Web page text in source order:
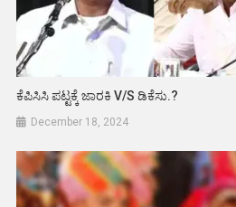
ಕೆಪಿಸಿಸಿ ಪಟ್ಟಕ್ಕೆ ಜಾರಕಿ V/s ಡಿಕೆಸು.?
December 18, 2024